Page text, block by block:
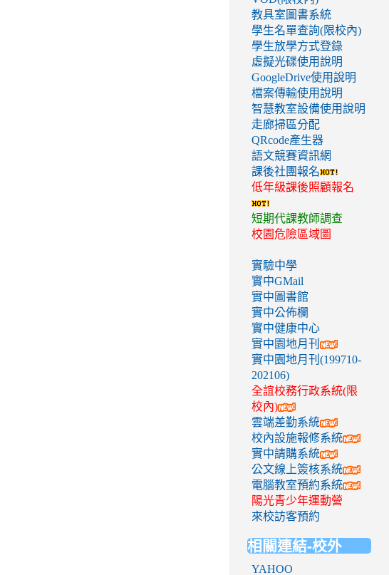
教具室圖書系統
學生名單查詢(限校內)
學生放學方式登錄
虛擬光碟使用說明
GoogleDrive使用說明
檔案傳輸使用說明
智慧教室設備使用說明
走廊掃區分配
QRcode產生器
語文競賽資訊網
課後社團報名
低年級課後照顧報名
短期代課教師調查
校園危險區域圖
實驗中學
實中GMail
實中圖書館
實中公佈欄
實中健康中心
實中園地月刊
實中園地月刊(199710-
202106)
全誼校務行政系統(限
校內)
雲端差勤系統
校內設施報修系統
實中請購系統
公文線上簽核系統
電腦教室預約系統
陽光青少年運動營
來校訪客預約
相關連結-校外
YAHOO